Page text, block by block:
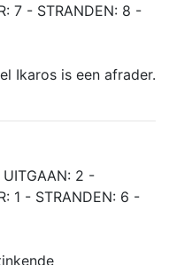
7 - STRANDEN: 8 -
Ikaros is een afrader.
2 -
1 - STRANDEN: 6 -